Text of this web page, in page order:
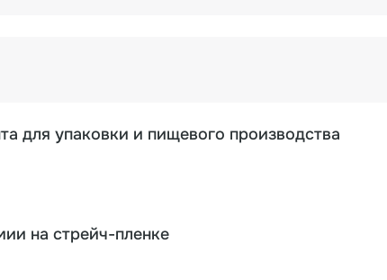
для упаковки и пищевого производства
на стрейч-пленке